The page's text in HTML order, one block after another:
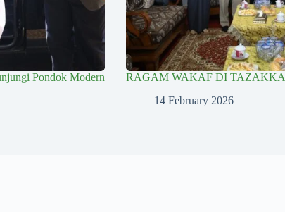
Pondok Modern
RAGAM WAKAF DI TAZAKKA
14 February 2026